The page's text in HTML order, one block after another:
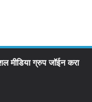
मीडिया ग्रुप जॉईन करा